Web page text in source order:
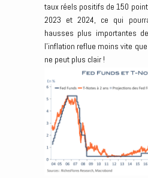
taux réels positifs de 150
2023 et 2024, ce qui
hausses plus importantes
l’inflation reflue moins vite
ne peut plus clair !